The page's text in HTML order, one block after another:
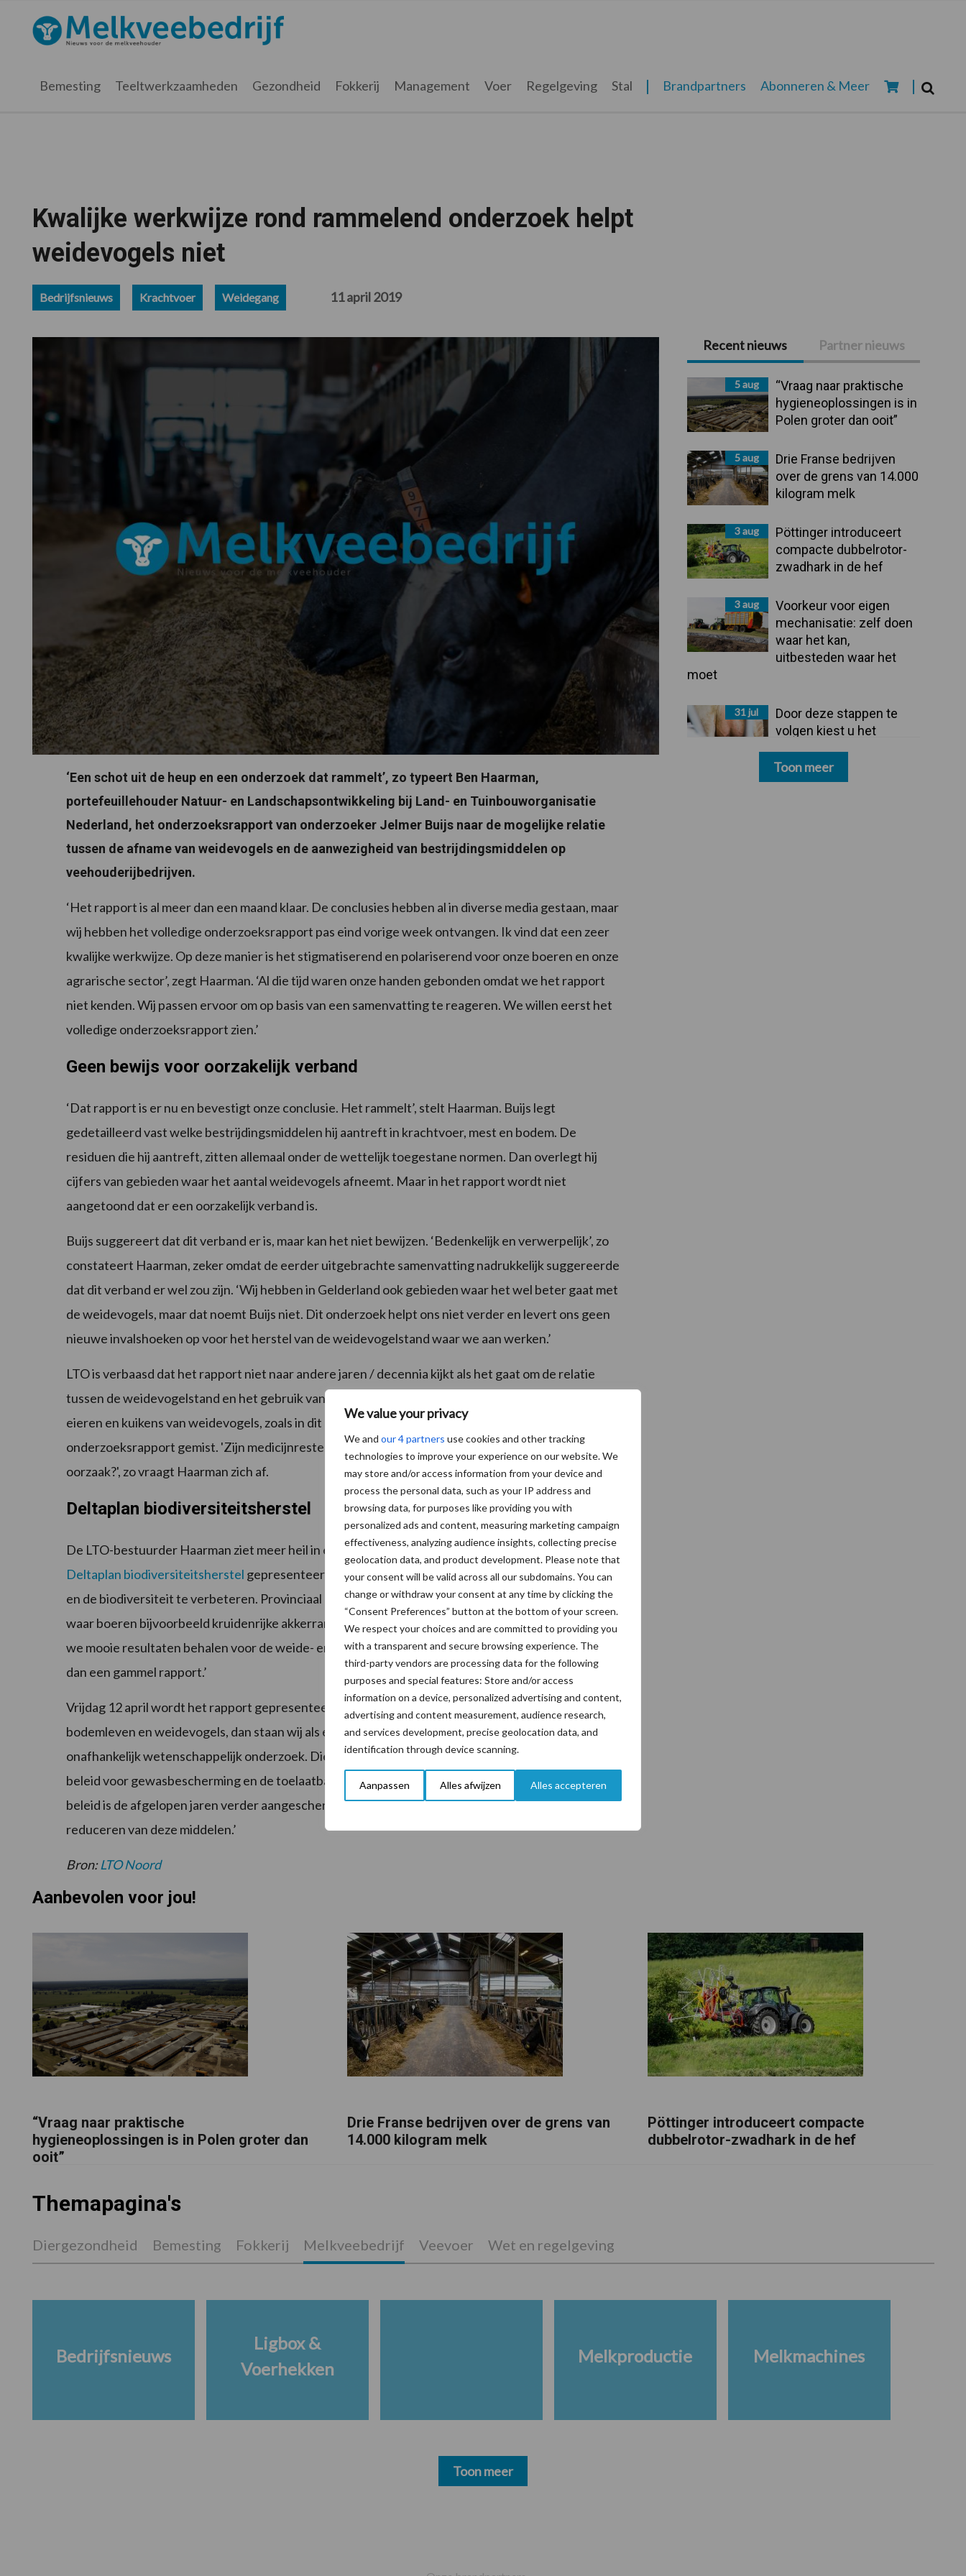
We value your privacy
We and our 4 partners use cookies and other tracking
technologies to improve your experience on our website. We
may store and/or access information from your device and
process the personal data, such as your IP address and
browsing data, for purposes like providing you with
personalized ads and content, measuring marketing campaign
effectiveness, analyzing audience insights, collecting precise
geolocation data, and product development. Please note that
your consent will be valid across all our subdomains. You can
change or withdraw your consent at any time by clicking the
“Consent Preferences” button at the bottom of your screen.
We respect your choices and are committed to providing you
with a transparent and secure browsing experience. The
third-party vendors are processing data for the following
purposes and special features: Store and/or access
information on a device, personalized advertising and content,
advertising and content measurement, audience research,
and services development, precise geolocation data, and
identification through device scanning.
Aanpassen Alles afwijzen Alles accepteren
hoofdnavigatie
hoofd
eerste
voettekst
Melkveebedrijf.nl
Bemesting Teeltwerkzaamheden Gezondheid Fokkerij Management Voer Regelgeving Stal Brandpartners Abonneren & Meer
Kwalijke werkwijze rond rammelend onderzoek helpt
weidevogels niet
Bedrijfsnieuws Krachtvoer Weidegang 11 april 2019
‘Een schot uit de heup en een onderzoek dat rammelt’, zo typeert Ben Haarman,
portefeuillehouder Natuur- en Landschapsontwikkeling bij Land- en Tuinbouworganisatie
Nederland, het onderzoeksrapport van onderzoeker Jelmer Buijs naar de mogelijke relatie
tussen de afname van weidevogels en de aanwezigheid van bestrijdingsmiddelen op
veehouderijbedrijven.
‘Het rapport is al meer dan een maand klaar. De conclusies hebben al in diverse media gestaan, maar
wij hebben het volledige onderzoeksrapport pas eind vorige week ontvangen. Ik vind dat een zeer
kwalijke werkwijze. Op deze manier is het stigmatiserend en polariserend voor onze boeren en onze
agrarische sector’, zegt Haarman. ‘Al die tijd waren onze handen gebonden omdat we het rapport
niet kenden. Wij passen ervoor om op basis van een samenvatting te reageren. We willen eerst het
volledige onderzoeksrapport zien.’
Geen bewijs voor oorzakelijk verband
‘Dat rapport is er nu en bevestigt onze conclusie. Het rammelt’, stelt Haarman. Buijs legt
gedetailleerd vast welke bestrijdingsmiddelen hij aantreft in krachtvoer, mest en bodem. De
residuen die hij aantreft, zitten allemaal onder de wettelijk toegestane normen. Dan overlegt hij
cijfers van gebieden waar het aantal weidevogels afneemt. Maar in het rapport wordt niet
aangetoond dat er een oorzakelijk verband is.
Buijs suggereert dat dit verband er is, maar kan het niet bewijzen. ‘Bedenkelijk en verwerpelijk’, zo
constateert Haarman, zeker omdat de eerder uitgebrachte samenvatting nadrukkelijk suggereerde
dat dit verband er wel zou zijn. ‘Wij hebben in Gelderland ook gebieden waar het wel beter gaat met
de weidevogels, maar dat noemt Buijs niet. Dit onderzoek helpt ons niet verder en levert ons geen
nieuwe invalshoeken op voor het herstel van de weidevogelstand waar we aan werken.’
LTO is verbaasd dat het rapport niet naar andere jaren / decennia kijkt als het gaat om de relatie
tussen de weidevogelstand en het gebruik van meststoffen. Ook de enorme impact van predatie op
eieren en kuikens van weidevogels, zoals in dit
rapport van Sovon naar voren komt, wordt in het
onderzoeksrapport gemist. 'Zijn medicijnresten in oppervlaktewater meegenomen als mogelijke
oorzaak?', zo vraagt Haarman zich af.
Deltaplan biodiversiteitsherstel
De LTO-bestuurder Haarman ziet meer heil in een opbouwende aanpak. ‘Wij hebben onlangshet
Deltaplan biodiversiteitsherstel gepresenteerd. Daarin staan ambities om de kwaliteit van de bodem
en de biodiversiteit te verbeteren. Provinciaal en lokaal zijn er in Nederland vele mooie initiatieven
waar boeren bijvoorbeeld kruidenrijke akkerranden of plas-dras gebieden aanleggen en waarmee
we mooie resultaten behalen voor de weide- en akkervogels. Daar hebben weidevogels meer aan
dan een gammel rapport.’
Vrijdag 12 april wordt het rapport gepresenteerd. Haarman: ‘Als er risico’s zijn voor bodem,
bodemleven en weidevogels, dan staan wij als eerste open voor een gesprek of een echt
onafhankelijk wetenschappelijk onderzoek. Die aanleiding missen wij nu in Buijs zijn onderzoek. Het
beleid voor gewasbescherming en de toelaatbaarheid van middelen is buitengewoon streng. Dit
beleid is de afgelopen jaren verder aangescherpt. We hebben grote vorderingen gemaakt in het
reduceren van deze middelen.’
Bron:LTO Noord
Primaire
Sidebar
Recent nieuws Partner nieuws
5 aug
“Vraag naar praktische
hygieneoplossingen is in
Polen groter dan ooit”
5 aug
Drie Franse bedrijven
over de grens van 14.000
kilogram melk
3 aug
Pöttinger introduceert
compacte dubbelrotor-
zwadhark in de hef
3 aug
Voorkeur voor eigen
mechanisatie: zelf doen
waar het kan,
uitbesteden waar het
moet
31 jul
Door deze stappen te
volgen kiest u het
dipmiddel dat bij uw
bedrijf past
Toon meer
Aanbevolen voor jou!
“Vraag naar praktische
hygieneoplossingen is in Polen groter dan
ooit”
Drie Franse bedrijven over de grens van
14.000 kilogram melk
Pöttinger introduceert compacte
dubbelrotor-zwadhark in de hef
Themapagina's
Diergezondheid Bemesting Fokkerij Melkveebedrijf Veevoer Wet en regelgeving
Bedrijfsnieuws
Ligbox &
Voerhekken
Melkproductie Melkmachines
Toon meer